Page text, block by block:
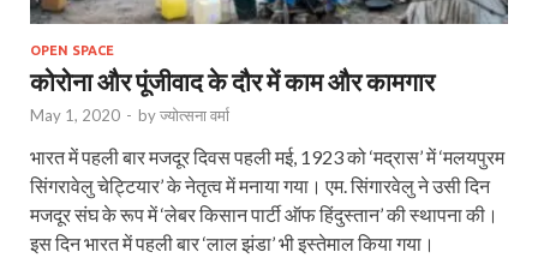
OPEN SPACE
कोरोना और पूंजीवाद के दौर में काम और कामगार
May 1, 2020 - byज्योत्सना वर्मा
भारत में पहली बार मजदूर दिवस पहली मई, 1923 को ‘मद्रास’ में ‘मलयपुरम
सिंगरावेलु चेट्टियार’ के नेतृत्व में मनाया गया। एम. सिंगारवेलु ने उसी दिन
मजदूर संघ के रूप में ‘लेबर किसान पार्टी ऑफ हिंदुस्तान’ की स्थापना की।
इस दिन भारत में पहली बार ‘लाल झंडा’ भी इस्तेमाल किया गया।